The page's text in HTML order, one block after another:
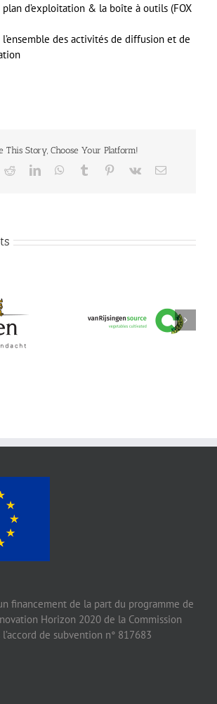
d’exploitation & la boîte à outils (FOX
des activités de diffusion et de
This Story, Choose Your Platform!
RedditLinkedInWhatsApp
Tumblr Pinterest
Vk Email
vanRijsingeningredients
financement de la part du programme de
Horizon 2020 de la Commission
de subvention n° 817683